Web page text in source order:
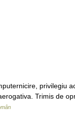
privilegiu
Trimis de